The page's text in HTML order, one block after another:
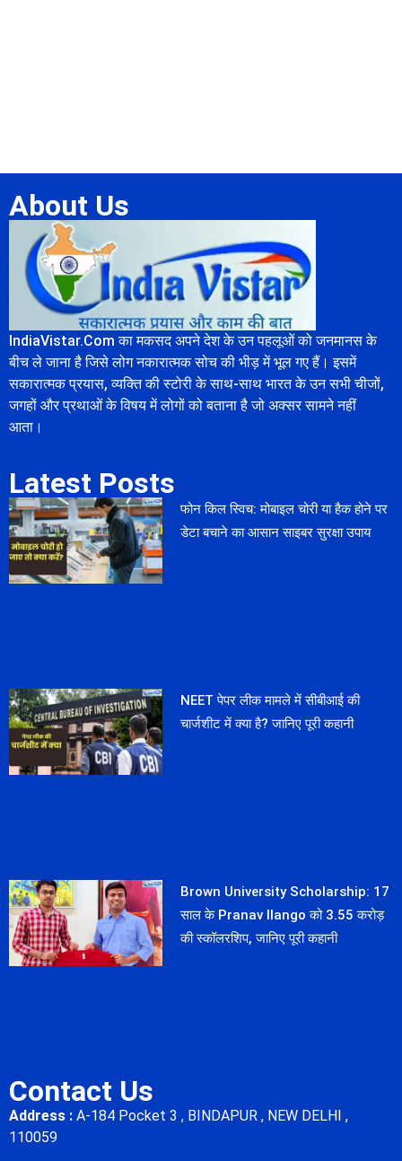
About Us
IndiaVistar.Com का मकसद अपने देश के उन पहलूओं को जनमानस के
बीच ले जाना है जिसे लोग नकारात्मक सोच की भीड़ में भूल गए हैं। इसमें
सकारात्मक प्रयास, व्यक्ति की स्टोरी के साथ-साथ भारत के उन सभी चीजों,
जगहों और प्रथाओं के विषय में लोगों को बताना है जो अक्सर सामने नहीं
आता।
Latest Posts
फोन किल स्विच: मोबाइल चोरी या हैक होने पर
डेटा बचाने का आसान साइबर सुरक्षा उपाय
NEET पेपर लीक मामले में सीबीआई की
चार्जशीट में क्या है? जानिए पूरी कहानी
Brown University Scholarship: 17
साल के Pranav Ilango को 3.55 करोड़
की स्कॉलरशिप, जानिए पूरी कहानी
Contact Us
Address : A-184 Pocket 3 , BINDAPUR , NEW DELHI ,
110059